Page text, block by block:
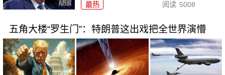
最热 阅读 5008
五角大楼“罗生门”：特朗普这出戏把全世界演懵